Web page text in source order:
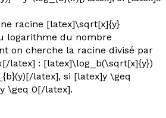
racine [latex]\sqrt[x]{y}
logarithme du nombre
on cherche la racine divisé par
latex] : [latex]\log_b(\sqrt[x]{y})
latex], si [latex]y \geq
\geq 0[/latex].